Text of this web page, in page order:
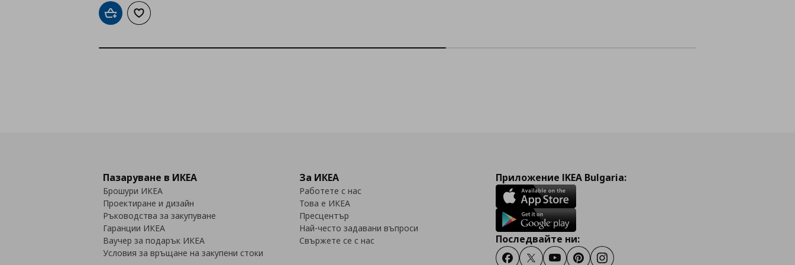
Добави в кошницата
Добави към списъка с любими
Пазаруване в ИКЕА
Брошури ИКЕА
Проектиране и дизайн
Ръководства за закупуване
Гаранции ИКЕА
Ваучер за подарък ИКЕА
Условия за връщане на закупени стоки
За ИКЕА
Работете с нас
Това е ИКЕА
Пресцентър
Най-често задавани въпроси
Свържете се с нас
Приложение IKEA Bulgaria:
Последвайте ни:
FacebookTwitterYoutubePinterestInstagram